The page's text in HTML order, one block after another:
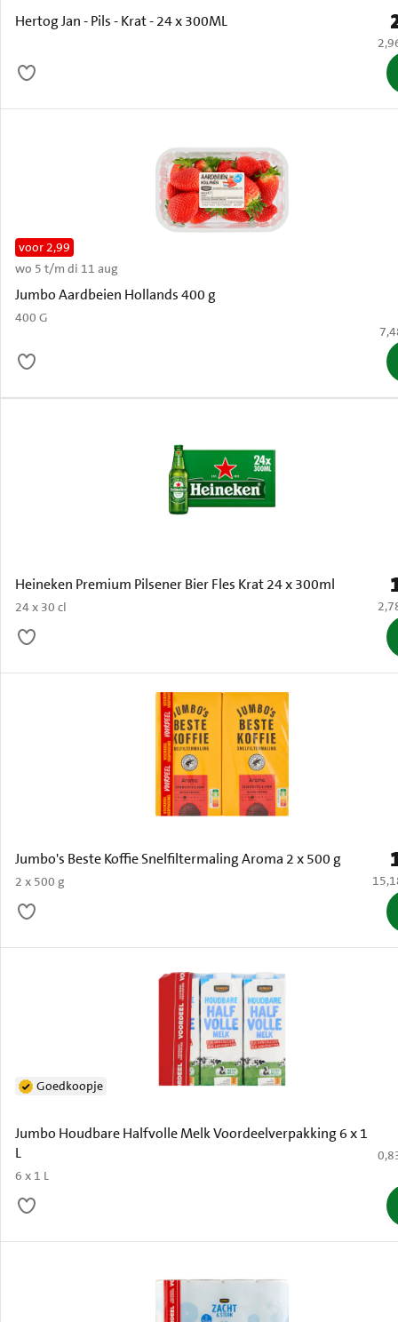
Hertog Jan - Pils - Krat - 24 x 300ML
€
Jumbo Aardbeien Hollands 400 g
400 G
voor 2,99
wo 5 t/m di 11 aug
€
Heineken Premium Pilsener Bier Fles Krat 24 x 300ml
24 x 30 cl €
Jumbo's Beste Koffie Snelfiltermaling Aroma 2 x 500 g
2 x 500 g €
Jumbo Houdbare Halfvolle Melk Voordeelverpakking 6 x 1
L
6 x 1 L
Goedkoopje
€